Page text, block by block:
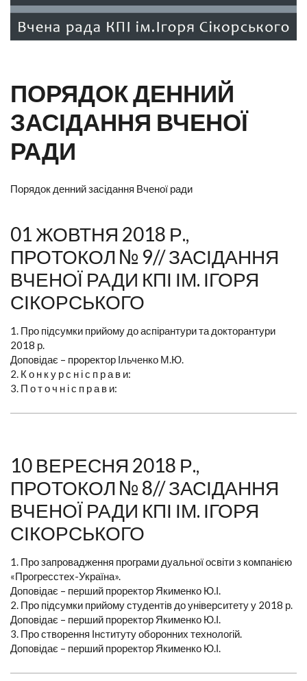
ПОРЯДОК ДЕННИЙ
ЗАСІДАННЯ ВЧЕНОЇ
РАДИ
Порядок денний засідання Вченої ради
01 ЖОВТНЯ 2018 Р.,
ПРОТОКОЛ № 9// ЗАСІДАННЯ
ВЧЕНОЇ РАДИ КПІ ІМ. ІГОРЯ
СІКОРСЬКОГО
1. Про підсумки прийому до аспірантури та докторантури
2018 р.
Доповідає – проректор Ільченко М.Ю.
2. К о н к у р с н і с п р а в и:
3. П о т о ч н і с п р а в и:
10 ВЕРЕСНЯ 2018 Р.,
ПРОТОКОЛ № 8// ЗАСІДАННЯ
ВЧЕНОЇ РАДИ КПІ ІМ. ІГОРЯ
СІКОРСЬКОГО
1. Про запровадження програми дуальної освіти з компанією
«Прогресстех-Україна».
Доповідає – перший проректор Якименко Ю.І.
2. Про підсумки прийому студентів до університету у 2018 р.
Доповідає – перший проректор Якименко Ю.І.
3. Про створення Інституту оборонних технологій.
Доповідає – перший проректор Якименко Ю.І.